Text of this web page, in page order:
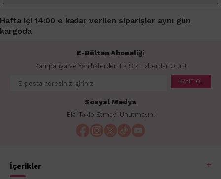
Hafta içi 14:00 e kadar verilen siparişler aynı gün
kargoda
E-Bülten Aboneliği
Kampanya ve Yeniliklerden İlk Siz Haberdar Olun!
KAYIT OL
Sosyal Medya
Bizi Takip Etmeyi Unutmayın!
İçerikler